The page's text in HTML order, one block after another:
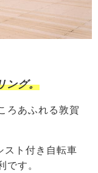
ング。
ろあふれる敦賀
スト付き自転車
です。